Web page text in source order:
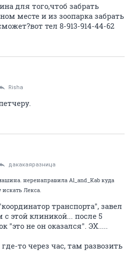
для того,чтоб забрать
месте и из зоопарка забрать
тел 8-913-914-44-62
Risha
дакакаяразница
неренаправила Al_and_Kab куда
искать Лекса.
транспорта", завел
этой клиникой... после 5
"это не он оказался". ЭХ.....
то через час, там развозить